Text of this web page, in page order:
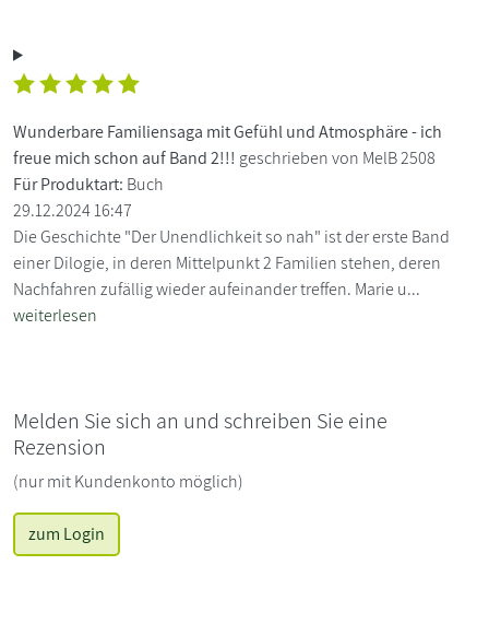
Wunderbare Familiensaga mit Gefühl und Atmosphäre - ich
freue mich schon auf Band 2!!! geschrieben von MelB 2508
Für Produktart: Buch
29.12.2024 16:47
Die Geschichte "Der Unendlichkeit so nah" ist der erste Band
einer Dilogie, in deren Mittelpunkt 2 Familien stehen, deren
Nachfahren zufällig wieder aufeinander treffen. Marie u...
weiterlesen
Melden Sie sich an und schreiben Sie eine
Rezension
(nur mit Kundenkonto möglich)
zum Login